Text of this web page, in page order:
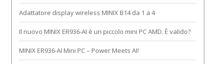
Adattatore display wireless MINIX B14 da 1 a 4
Il nuovo MINIX ER936-AI è un piccolo mini PC AMD. È valido?
MINIX ER936-AI Mini PC – Power Meets AI!